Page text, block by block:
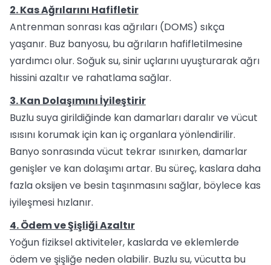
2. Kas Ağrılarını Hafifletir
Antrenman sonrası kas ağrıları (DOMS) sıkça
yaşanır. Buz banyosu, bu ağrıların hafifletilmesine
yardımcı olur. Soğuk su, sinir uçlarını uyuşturarak ağrı
hissini azaltır ve rahatlama sağlar.
3. Kan Dolaşımını İyileştirir
Buzlu suya girildiğinde kan damarları daralır ve vücut
ısısını korumak için kan iç organlara yönlendirilir.
Banyo sonrasında vücut tekrar ısınırken, damarlar
genişler ve kan dolaşımı artar. Bu süreç, kaslara daha
fazla oksijen ve besin taşınmasını sağlar, böylece kas
iyileşmesi hızlanır.
4. Ödem ve Şişliği Azaltır
Yoğun fiziksel aktiviteler, kaslarda ve eklemlerde
ödem ve şişliğe neden olabilir. Buzlu su, vücutta bu